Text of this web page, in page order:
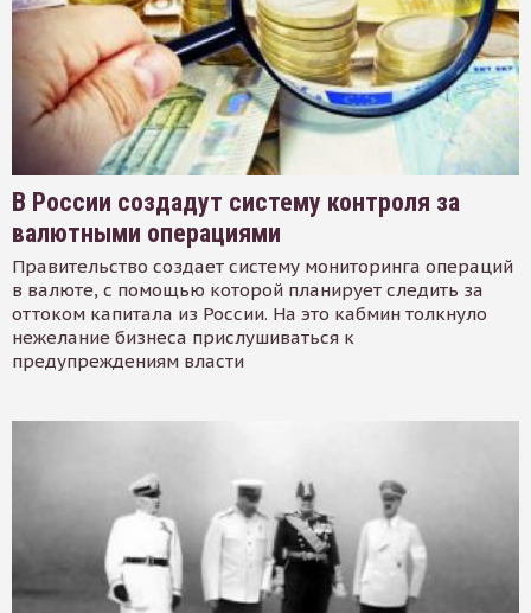
В России создадут систему контроля за
валютными операциями
Правительство создает систему мониторинга операций
в валюте, с помощью которой планирует следить за
оттоком капитала из России. На это кабмин толкнуло
нежелание бизнеса прислушиваться к
предупреждениям власти